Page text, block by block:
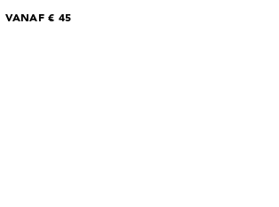
VANAF€ 45